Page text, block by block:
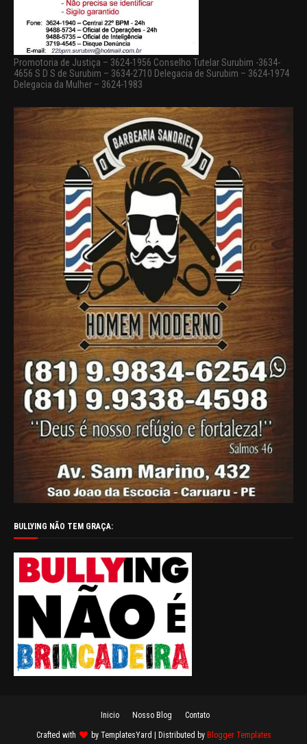
Promotoria de Justiça – 3624-1956 Conselho Tutelar Surubim -3634-
4656 S D S de Surubim – 3634-2710 Delegacia de Surubim – 3624-1974
Delegacia da Mulher – 3624-1983
BULLYING NÃO TEM GRAÇA:
Inicio Nosso Blog Contato
Crafted with by TemplatesYard | Distributed by Blogger Templates